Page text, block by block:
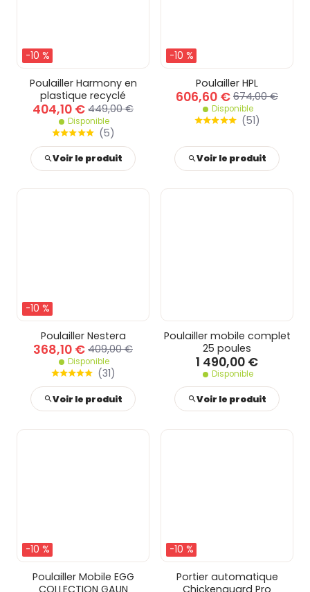
-10 %
Poulailler Harmony en
plastique recyclé
404,10 € 449,00 €
Disponible
(5)
Voir le produit
-10 %
Poulailler HPL
606,60 € 674,00 €
Disponible
(51)
Voir le produit
-10 %
Poulailler Nestera
368,10 € 409,00 €
Disponible
(31)
Voir le produit
Poulailler mobile complet
25 poules
1 490,00 €
Disponible
Voir le produit
-10 %
Poulailler Mobile EGG
COLLECTION GAUN
-10 %
Portier automatique
Chickenguard Pro